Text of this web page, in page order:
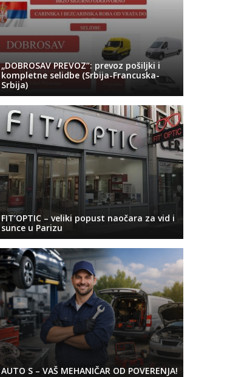
„DOBROSAV PREVOZ“: prevoz pošiljki i
kompletne selidbe (Srbija-Francuska-
Srbija)
FIT’OPTIC – veliki popust naočara za vid i
sunce u Parizu
AUTO S – VAŠ MEHANIČAR OD POVERENJA!